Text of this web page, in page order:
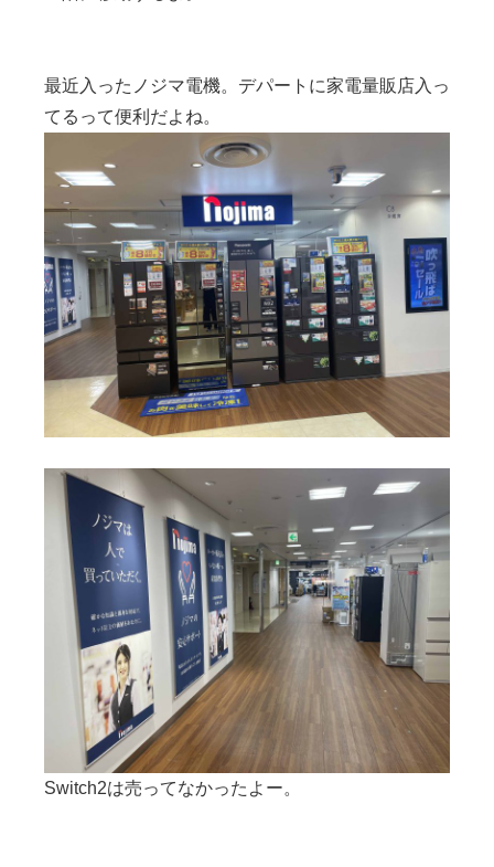
最近入ったノジマ電機。デパートに家電量販店入っ
てるって便利だよね。
Switch2は売ってなかったよー。